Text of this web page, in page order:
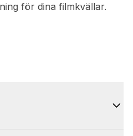
för dina filmkvällar.